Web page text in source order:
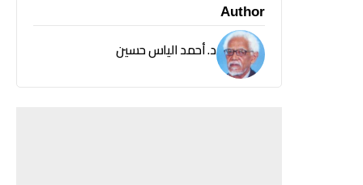
Author
د. أحمد الياس حسين